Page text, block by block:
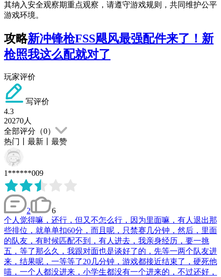
其纳入安全观察期重点观察，请遵守游戏规则，共同维护公平
游戏环境。
攻略新冲锋枪FSS飓风最强配件来了！新
枪照我这么配就对了
玩家评价
写评价
4.3
20270人
全部评分（0）
热门
最新 最赞
1******009
2
6
个人觉得嘛，还行，但又不怎么行，因为里面嘛，有人退出那
些排位，就单单扣60分，而且呢，只禁赛几分钟，然后，里面
的队友，有时候匹配不到，有人进去，我亲身经历，要一挑
五，等了那么久，我跟对面也是谈好了的，先等一两个队友进
来，结果呢，一等等了20几分钟，游戏都接近结束了，硬死他
喵，一个人都没进来，小学生都没有一个进来的，不过还好，